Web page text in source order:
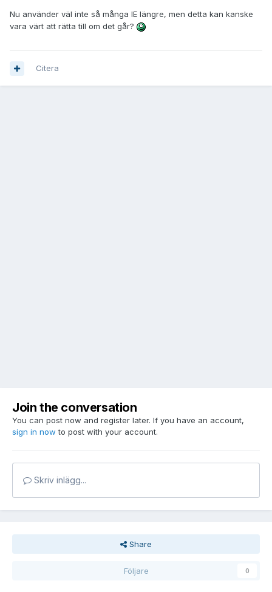
Nu använder väl inte så många IE längre, men detta kan kanske
vara värt att rätta till om det går?
Citera
Join the conversation
You can post now and register later. If you have an account,
sign in now to post with your account.
Skriv inlägg...
Share
Följare 0